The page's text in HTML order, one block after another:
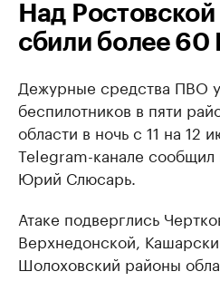
Над
сбили более
Дежурные средства ПВО
беспилотников в пяти
области в ночь с 11 на 12
Telegram-канале сообщил
Юрий Слюсарь.
Атаке подверглись
Верхнедонской,
Шолоховский районы